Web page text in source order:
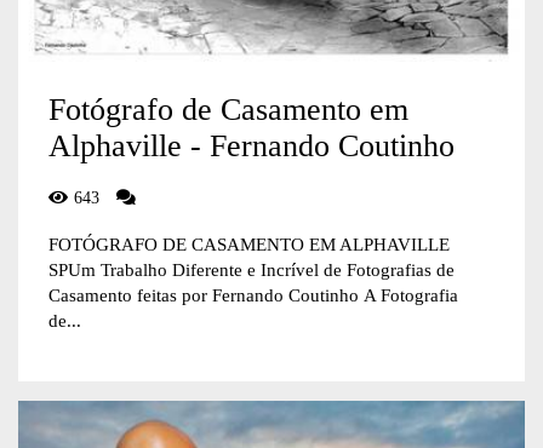
Fotógrafo de Casamento em
Alphaville - Fernando Coutinho
643
FOTÓGRAFO DE CASAMENTO EM ALPHAVILLE
SPUm Trabalho Diferente e Incrível de Fotografias de
Casamento feitas por Fernando Coutinho A Fotografia
de...